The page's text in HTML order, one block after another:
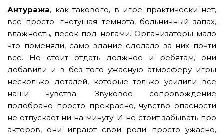
Антуража, как такового, в игре практически нет,
все просто: гнетущая темнота, больничный запах,
влажность, песок под ногами. Организаторы мало
что поменяли, само здание сделало за них почти
всё. Но стоит отдать должное и ребятам, они
добавили и в без того ужасную атмосферу игры
несколько деталей, которые только усилили все
наши чувства. Звуковое сопровождение
подобрано просто прекрасно, чувство опасности
не отпускает ни на минуту! И не стоит забывать про
актёров, они играют свои роли просто ужасно,